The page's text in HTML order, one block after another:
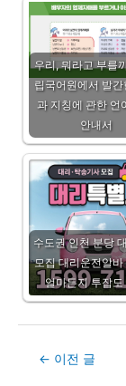
우리, 뭐라고 부를
립국어원에서 발간
과 지칭에 관한 언
안내서
수도권 인천 분당
모집 대리운전알바
얼마든지 투잡도
Post← 이전 글